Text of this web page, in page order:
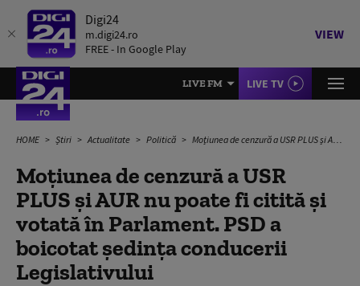
Digi24
m.digi24.ro
FREE - In Google Play
VIEW
LIVE FM LIVE TV
HOME Știri Actualitate Politică Moțiunea de cenzură a USR PLUS și AUR nu poate fi citită și votată în Parlament. PSD a boicotat ședința conducerii Legislativului
Moțiunea de cenzură a USR
PLUS și AUR nu poate fi citită și
votată în Parlament. PSD a
boicotat ședința conducerii
Legislativului